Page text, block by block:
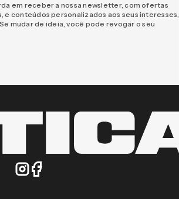
em receber a nossa newsletter, com ofertas
e conteúdos personalizados aos seus interesses,
mudar de ideia, você pode revogar o seu